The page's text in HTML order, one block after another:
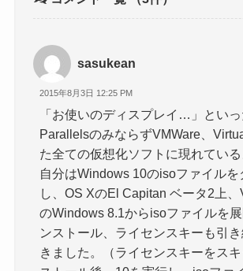
sasukean
2015年8月3日 12:25 PM
「お使いのディスプレイ…」とい
ParallelsのみならずVMWare、
た全ての仮想化ソフトに現れている
自分はWindows 10のisoファイルを
し、OS XのEl Capitan ベータ2上
のWindows 8.1からisoファイルを
ンストール、ライセンスキーも引
きました。（ライセンスキーをス